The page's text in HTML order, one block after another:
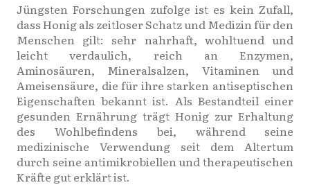
Jüngsten Forschungen zufolge ist es kein Zufall,
dass Honig als zeitloser Schatz und Medizin für den
Menschen gilt: sehr nahrhaft, wohltuend und
leicht verdaulich, reich an Enzymen,
Aminosäuren, Mineralsalzen, Vitaminen und
Ameisensäure, die für ihre starken antiseptischen
Eigenschaften bekannt ist. Als Bestandteil einer
gesunden Ernährung trägt Honig zur Erhaltung
des Wohlbefindens bei, während seine
medizinische Verwendung seit dem Altertum
durch seine antimikrobiellen und therapeutischen
Kräfte gut erklärt ist.